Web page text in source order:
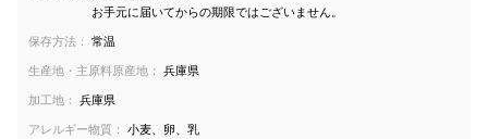
お手元に届いてからの期限ではございません。
保存方法： 常温
生産地・主原料原産地： 兵庫県
加工地： 兵庫県
アレルギー物質： 小麦、卵、乳